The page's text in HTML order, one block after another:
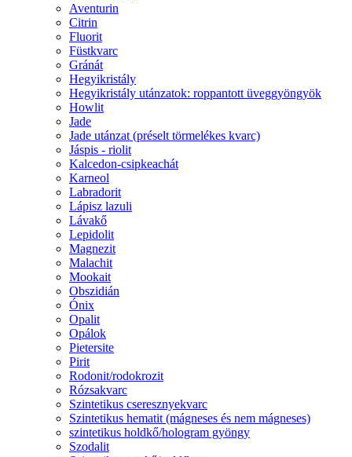
Aventurin
Citrin
Fluorit
Füstkvarc
Gránát
Hegyikristály
Hegyikristály utánzatok: roppantott üveggyöngyök
Howlit
Jade
Jade utánzat (préselt törmelékes kvarc)
Jáspis - riolit
Kalcedon-csipkeachát
Karneol
Labradorit
Lápisz lazuli
Lávakő
Lepidolit
Magnezit
Malachit
Mookait
Obszidián
Ónix
Opalit
Opálok
Pietersite
Pirit
Rodonit/rodokrozit
Rózsakvarc
Szintetikus cseresznyekvarc
Szintetikus hematit (mágneses és nem mágneses)
szintetikus holdkő/hologram gyöngy
Szodalit